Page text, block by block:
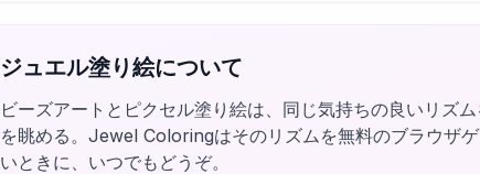
ジュエル塗り絵について
ビーズアートとピクセル塗り絵は、同じ気持ちの良いリズ
を眺める。Jewel Coloringはそのリズムを無料のブラウザ
いときに、いつでもどうぞ。